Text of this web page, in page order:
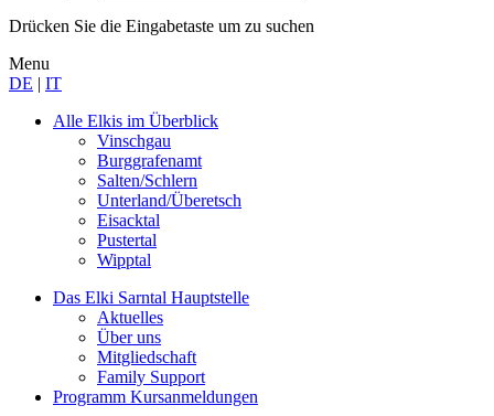
Drücken Sie die Eingabetaste um zu suchen
Menu
DE | IT
Alle Elkis im Überblick
Vinschgau
Burggrafenamt
Salten/Schlern
Unterland/Überetsch
Eisacktal
Pustertal
Wipptal
Das Elki Sarntal Hauptstelle
Aktuelles
Über uns
Mitgliedschaft
Family Support
Programm Kursanmeldungen